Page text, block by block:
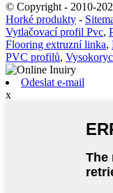
© Copyright - 2010-
Horké produkty -
Vytlačovací profil Pvc,
Flooring extruzní linka,
PVC profilů,
Odeslat e-mail
x